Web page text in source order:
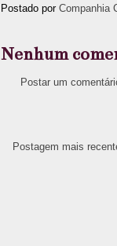
Postado por Companhia
Nenhum
Postar um
Postagem mais